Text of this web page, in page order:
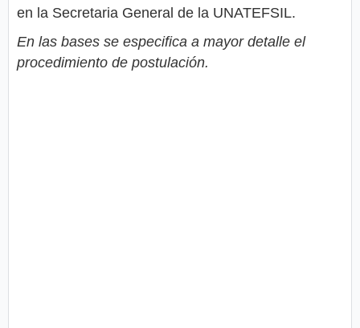
en la Secretaria General de la UNATEFSIL.
En las bases se especifica a mayor detalle el
procedimiento de postulación.